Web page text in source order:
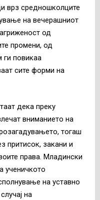
врз средношколците
на вечерашниот
од
промени, од
повикаа
сите форми на
дека преку
вниманието на
тогаш
притисок, закани и
права. Младински
ученичкото
на уставно
на